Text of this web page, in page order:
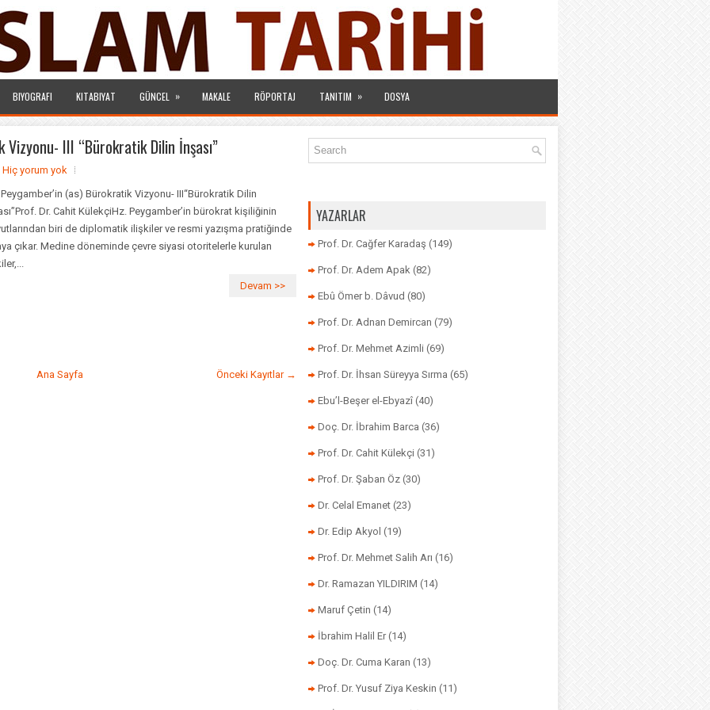
BIYOGRAFI KITABIYAT GÜNCEL » MAKALE RÖPORTAJ TANITIM » DOSYA
III “Bürokratik Dilin İnşası”
Hiç yorum yok
(as) Bürokratik Vizyonu- III“Bürokratik Dilin
Dr. Cahit KülekçiHz. Peygamber’in bürokrat kişiliğinin
biri de diplomatik ilişkiler ve resmi yazışma pratiğinde
çıkar. Medine döneminde çevre siyasi otoritelerle kurulan
Devam >>
Önceki Kayıtlar →
Ana Sayfa
YAZARLAR
Prof. Dr. Cağfer Karadaş (149)
Prof. Dr. Adem Apak (82)
Ebû Ömer b. Dâvud (80)
Prof. Dr. Adnan Demircan (79)
Prof. Dr. Mehmet Azimli (69)
Prof. Dr. İhsan Süreyya Sırma (65)
Ebu’l-Beşer el-Ebyazî (40)
Doç. Dr. İbrahim Barca (36)
Prof. Dr. Cahit Külekçi (31)
Prof. Dr. Şaban Öz (30)
Dr. Celal Emanet (23)
Dr. Edip Akyol (19)
Prof. Dr. Mehmet Salih Arı (16)
Dr. Ramazan YILDIRIM (14)
Maruf Çetin (14)
İbrahim Halil Er (14)
Doç. Dr. Cuma Karan (13)
Prof. Dr. Yusuf Ziya Keskin (11)